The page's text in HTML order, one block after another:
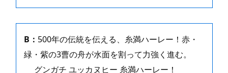
B： 500年の伝統を伝える、糸満ハーレー！赤・
緑・紫の3曹の舟が水面を割って力強く進む。
グンガチ ユッカヌヒー 糸満ハーレー！